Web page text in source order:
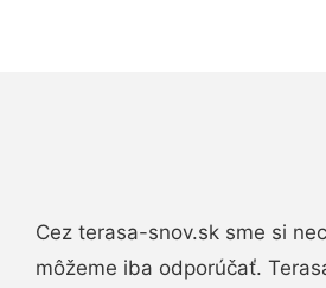
Cez terasa-snov.sk sme si
môžeme iba odporúčať.